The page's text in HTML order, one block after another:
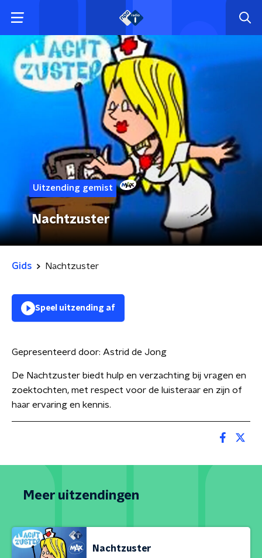
Uitzending gemist
Nachtzuster
Gids Nachtzuster
Speel uitzending af
Gepresenteerd door: Astrid de Jong
De Nachtzuster biedt hulp en verzachting bij vragen en
zoektochten, met respect voor de luisteraar en zijn of
haar ervaring en kennis.
Meer uitzendingen
Nachtzuster